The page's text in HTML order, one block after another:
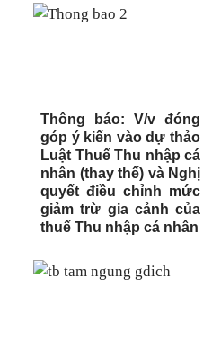
Thông báo: V/v đóng
góp ý kiến vào dự thảo
Luật Thuế Thu nhập cá
nhân (thay thế) và Nghị
quyết điều chỉnh mức
giảm trừ gia cảnh của
thuế Thu nhập cá nhân